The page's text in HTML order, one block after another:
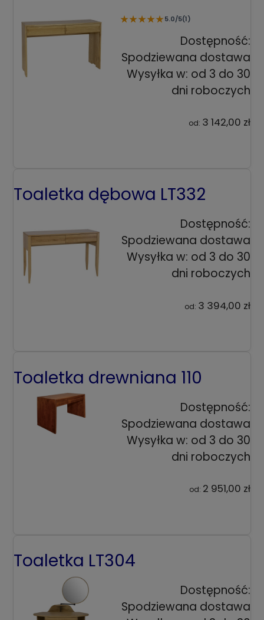
★★★★★5.0/5(1)
Dostępność:
Spodziewana dostawa
Wysyłka w: od 3 do 30
dni roboczych
od: 3 142,00 zł
Toaletka dębowa LT332
Dostępność:
Spodziewana dostawa
Wysyłka w: od 3 do 30
dni roboczych
od: 3 394,00 zł
Toaletka drewniana 110
Dostępność:
Spodziewana dostawa
Wysyłka w: od 3 do 30
dni roboczych
od: 2 951,00 zł
Toaletka LT304
Dostępność:
Spodziewana dostawa